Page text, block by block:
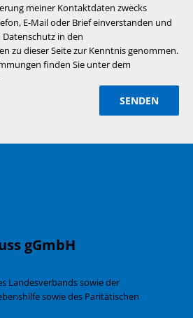
meiner Kontaktdaten zwecks
E-Mail oder Brief einverstanden und
Datenschutz in den
zu dieser Seite zur Kenntnis genommen.
finden Sie unter dem
gGmbH
Landesverbands sowie der
sowie des Paritätischen